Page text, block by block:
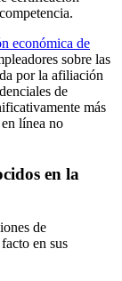
económica de
sobre las
por la afiliación
de
más
línea no
en la
de
en sus